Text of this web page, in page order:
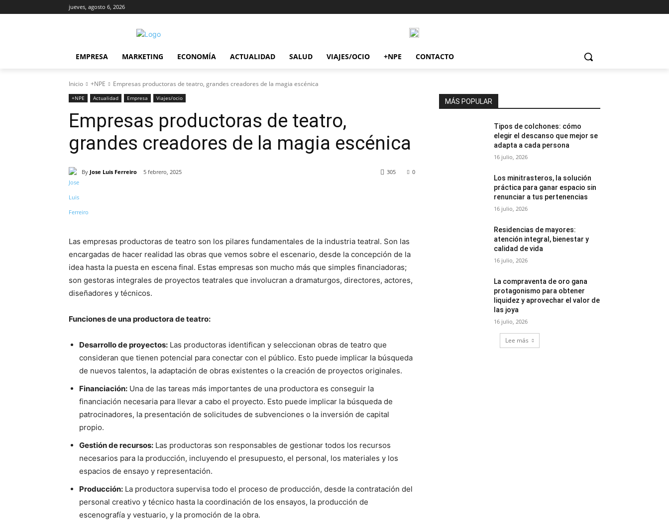
jueves, agosto 6, 2026
EMPRESA MARKETING ECONOMÍA ACTUALIDAD SALUD VIAJES/OCIO +NPE CONTACTO
Inicio +NPE Empresas productoras de teatro, grandes creadores de la magia escénica
+NPE Actualidad Empresa Viajes/ocio
Empresas productoras de teatro,
grandes creadores de la magia escénica
By Jose Luis Ferreiro 5 febrero, 2025 0
305
Las empresas productoras de teatro son los pilares fundamentales de la industria teatral. Son las
encargadas de hacer realidad las obras que vemos sobre el escenario, desde la concepción de la
idea hasta la puesta en escena final. Estas empresas son mucho más que simples financiadoras;
son gestoras integrales de proyectos teatrales que involucran a dramaturgos, directores, actores,
diseñadores y técnicos.
Funciones de una productora de teatro:
Desarrollo de proyectos: Las productoras identifican y seleccionan obras de teatro que
consideran que tienen potencial para conectar con el público. Esto puede implicar la búsqueda
de nuevos talentos, la adaptación de obras existentes o la creación de proyectos originales.
Financiación: Una de las tareas más importantes de una productora es conseguir la
financiación necesaria para llevar a cabo el proyecto. Esto puede implicar la búsqueda de
patrocinadores, la presentación de solicitudes de subvenciones o la inversión de capital
propio.
Gestión de recursos: Las productoras son responsables de gestionar todos los recursos
necesarios para la producción, incluyendo el presupuesto, el personal, los materiales y los
espacios de ensayo y representación.
Producción: La productora supervisa todo el proceso de producción, desde la contratación del
personal creativo y técnico hasta la coordinación de los ensayos, la producción de
escenografía y vestuario, y la promoción de la obra.
MÁS POPULAR
Tipos de colchones: cómo
elegir el descanso que mejor se
adapta a cada persona
16 julio, 2026
Los minitrasteros, la solución
práctica para ganar espacio sin
renunciar a tus pertenencias
16 julio, 2026
Residencias de mayores:
atención integral, bienestar y
calidad de vida
16 julio, 2026
La compraventa de oro gana
protagonismo para obtener
liquidez y aprovechar el valor de
las joya
16 julio, 2026
Lee más